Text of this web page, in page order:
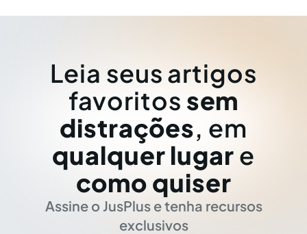
Leia seus artigos
favoritos sem
distrações, em
qualquer lugar e
como quiser
Assine o JusPlus e tenha recursos
exclusivos